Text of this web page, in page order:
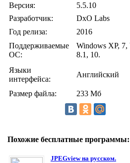
Версия:
5.5.10
Разработчик:
DxO Labs
Год релиза:
2016
Поддерживаемые
ОС:
Windows XP, 7,
8.1, 10.
Языки
интерфейса:
Английский
Размер файла: 233 Мб
Похожие бесплатные программы:
JPEGview на русском.